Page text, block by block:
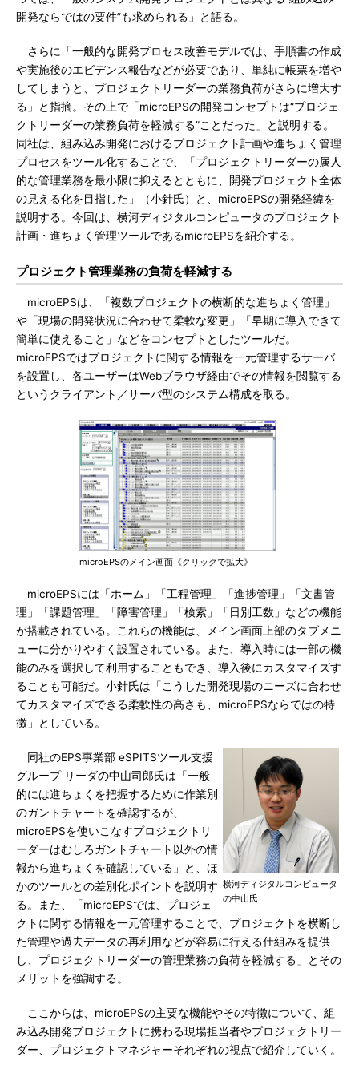
開発ならではの要件”も求められる」と語る。
さらに「一般的な開発プロセス改善モデルでは、手順書の作成
や実施後のエビデンス報告などが必要であり、単純に帳票を増や
してしまうと、プロジェクトリーダーの業務負荷がさらに増大す
る」と指摘。その上で「microEPSの開発コンセプトは“プロジェ
クトリーダーの業務負荷を軽減する”ことだった」と説明する。
同社は、組み込み開発におけるプロジェクト計画や進ちょく管理
プロセスをツール化することで、「プロジェクトリーダーの属人
的な管理業務を最小限に抑えるとともに、開発プロジェクト全体
の見える化を目指した」（小針氏）と、microEPSの開発経緯を
説明する。今回は、横河ディジタルコンピュータのプロジェクト
計画・進ちょく管理ツールであるmicroEPSを紹介する。
プロジェクト管理業務の負荷を軽減する
microEPSは、「複数プロジェクトの横断的な進ちょく管理」
や「現場の開発状況に合わせて柔軟な変更」「早期に導入できて
簡単に使えること」などをコンセプトとしたツールだ。
microEPSではプロジェクトに関する情報を一元管理するサーバ
を設置し、各ユーザーはWebブラウザ経由でその情報を閲覧する
というクライアント／サーバ型のシステム構成を取る。
microEPSのメイン画面《クリックで拡大》
microEPSには「ホーム」「工程管理」「進捗管理」「文書管
理」「課題管理」「障害管理」「検索」「日別工数」などの機能
が搭載されている。これらの機能は、メイン画面上部のタブメニ
ューに分かりやすく設置されている。また、導入時には一部の機
能のみを選択して利用することもでき、導入後にカスタマイズす
ることも可能だ。小針氏は「こうした開発現場のニーズに合わせ
てカスタマイズできる柔軟性の高さも、microEPSならではの特
徴」としている。
横河ディジタルコンピュータ
の中山氏
同社のEPS事業部 eSPITSツール支援
グループ リーダの中山司郎氏は「一般
的には進ちょくを把握するために作業別
のガントチャートを確認するが、
microEPSを使いこなすプロジェクトリ
ーダーはむしろガントチャート以外の情
報から進ちょくを確認している」と、ほ
かのツールとの差別化ポイントを説明す
る。また、「microEPSでは、プロジェ
クトに関する情報を一元管理することで、プロジェクトを横断し
た管理や過去データの再利用などが容易に行える仕組みを提供
し、プロジェクトリーダーの管理業務の負荷を軽減する」とその
メリットを強調する。
ここからは、microEPSの主要な機能やその特徴について、組
み込み開発プロジェクトに携わる現場担当者やプロジェクトリー
ダー、プロジェクトマネジャーそれぞれの視点で紹介していく。